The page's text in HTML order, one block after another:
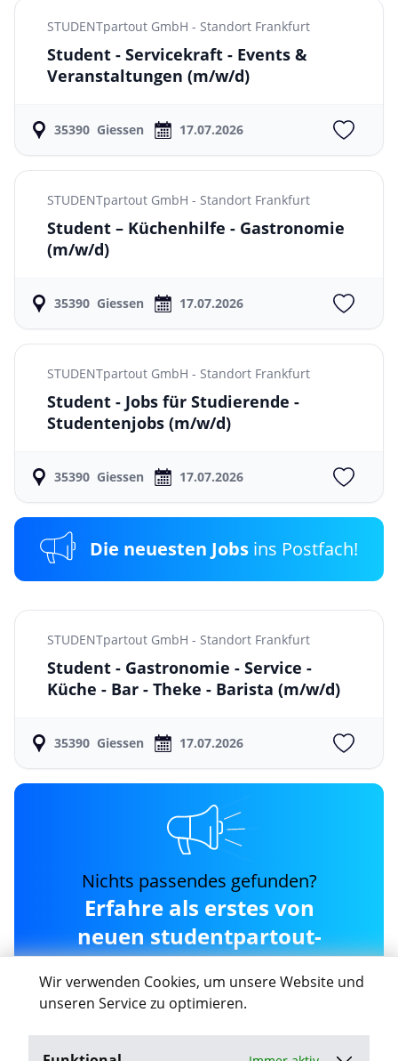
Wir verwenden Cookies, um unsere Website und
unseren Service zu optimieren.
STUDENTpartout GmbH - Standort Frankfurt
Student - Servicekraft - Events &
Veranstaltungen (m/w/d)
35390 Giessen 17.07.2026
STUDENTpartout GmbH - Standort Frankfurt
Student – Küchenhilfe - Gastronomie
(m/w/d)
35390 Giessen 17.07.2026
STUDENTpartout GmbH - Standort Frankfurt
Student - Jobs für Studierende -
Studentenjobs (m/w/d)
35390 Giessen 17.07.2026
Die neuesten Jobs ins Postfach!
STUDENTpartout GmbH - Standort Frankfurt
Student - Gastronomie - Service -
Küche - Bar - Theke - Barista (m/w/d)
35390 Giessen 17.07.2026
Nichts passendes gefunden?
Erfahre als erstes von
neuen studentpartout-
gmbh---standort-
frankfurt Jobs in Giessen